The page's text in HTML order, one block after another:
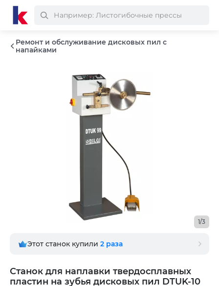
Ремонт и обслуживание дисковых пил с
напайками
Станок для наплавки твердосплавных
пластин на зубья дисковых пил DTUK-10
1/3
Этот станок купили 2 раза